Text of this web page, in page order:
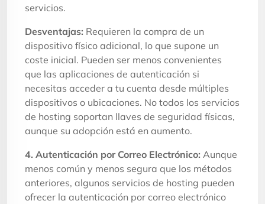
servicios.
Desventajas: Requieren la compra de un
dispositivo físico adicional, lo que supone un
coste inicial. Pueden ser menos convenientes
que las aplicaciones de autenticación si
necesitas acceder a tu cuenta desde múltiples
dispositivos o ubicaciones. No todos los servicios
de hosting soportan llaves de seguridad físicas,
aunque su adopción está en aumento.
4. Autenticación por Correo Electrónico: Aunque
menos común y menos segura que los métodos
anteriores, algunos servicios de hosting pueden
ofrecer la autenticación por correo electrónico